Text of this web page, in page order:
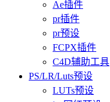
Ae插件
pr插件
pr预设
FCPX插件
C4D辅助工具
PS/LR/Luts预设
LUTs预设